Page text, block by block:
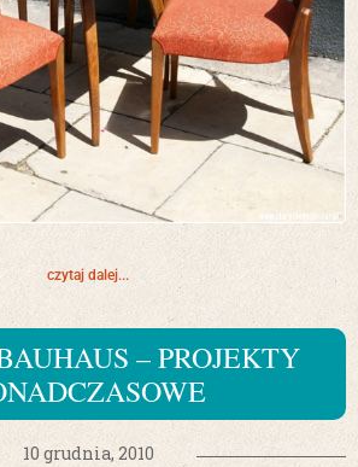
czytaj dalej...
– PROJEKTY
10 grudnia, 2010